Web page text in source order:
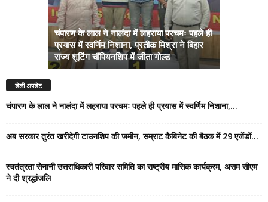
चंपारण के लाल ने नालंदा में लहराया परचमः पहले ही
प्रयास में स्वर्णिम निशाना, प्रतीक मिश्रा ने बिहार
राज्य शूटिंग चौंपियनशिप में जीता गोल्ड
डेली अपडेट
चंपारण के लाल ने नालंदा में लहराया परचमः पहले ही प्रयास में स्वर्णिम निशाना,...
अब सरकार तुरंत खरीदेगी टाउनशिप की जमीन, सम्राट कैबिनेट की बैठक में 29 एजेंडों...
स्वतंत्रता सेनानी उत्तराधिकारी परिवार समिति का राष्ट्रीय मासिक कार्यक्रम, असम सीएम
ने दी श्रद्धांजलि